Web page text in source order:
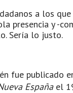
a los
presencia y -
Sería lo justo.
fue publicado
España el